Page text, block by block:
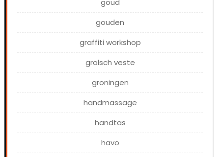
goud
gouden
graffiti workshop
grolsch veste
groningen
handmassage
handtas
havo